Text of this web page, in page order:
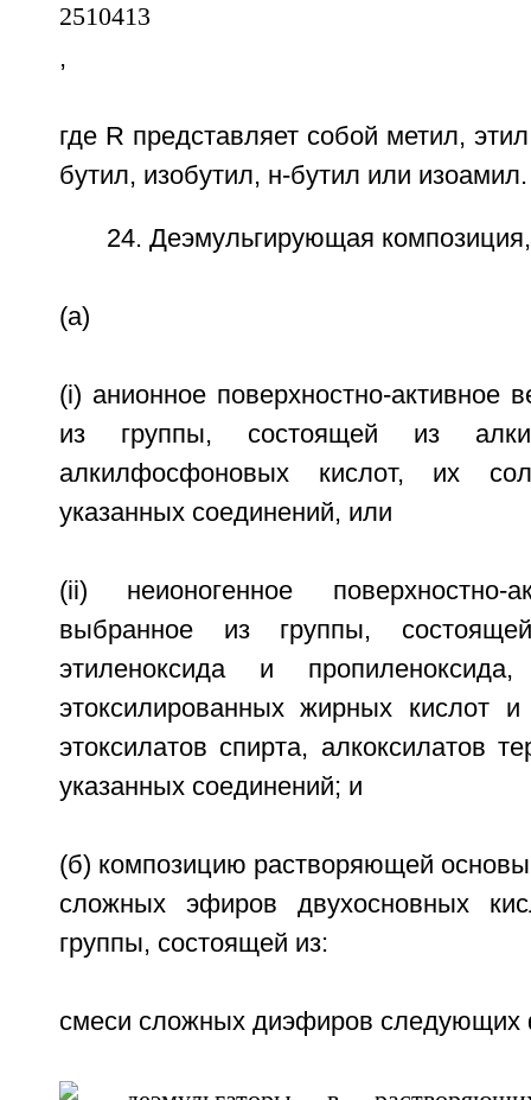
,
где R представляет собой метил,
бутил, изобутил, н-бутил или изоамил.
24. Деэмульгирующая
(a)
(i) анионное поверхностно-активное
из группы, состоящей из
алкилфосфоновых кислот, их
указанных соединений, или
(ii) неионогенное поверхностно-
выбранное из группы,
этиленоксида и
этоксилированных жирных кислот и
этоксилатов спирта, алкоксилатов
указанных соединений; и
(б) композицию растворяющей
сложных эфиров двухосновных
группы, состоящей из:
смеси сложных диэфиров